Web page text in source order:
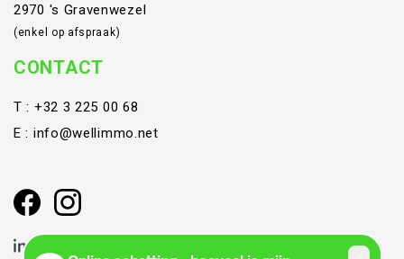
2970 's Gravenwezel
(enkel op afspraak)
CONTACT
T : +32 3 225 00 68
E : info@wellimmo.net